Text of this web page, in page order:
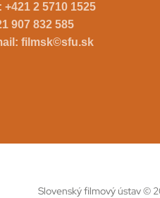
+421 2 5710 1525
907 832 585
filmsk©sfu.sk
Slovenský filmový ústav ©